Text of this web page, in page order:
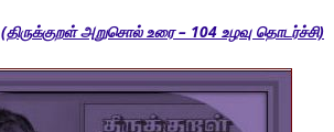
(திருக்குறள் அறுசொல் உரை – 104 உழவு தொடர்ச்சி)